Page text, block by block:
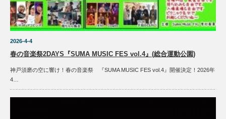
2026-4-4
春の音楽祭2DAYS『SUMA MUSIC FES vol.4』(総合運動公園)
神戸須磨の空に響け！春の音楽祭 『SUMA MUSIC FES vol.4』開催決定！2026年
4…